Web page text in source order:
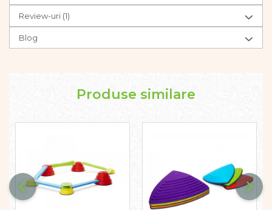
Review-uri (1)
Blog
Produse similare